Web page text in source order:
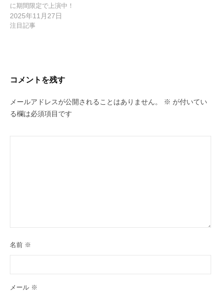
に期間限定で上演中！
2025年11月27日
注目記事
コメントを残す
メールアドレスが公開されることはありません。 ※ が付いてい
る欄は必須項目です
名前 ※
メール ※